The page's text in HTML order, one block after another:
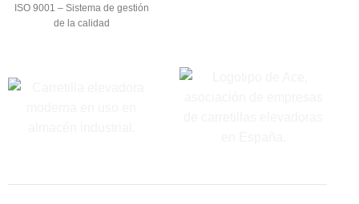
ISO 9001 – Sistema de gestión
de la calidad